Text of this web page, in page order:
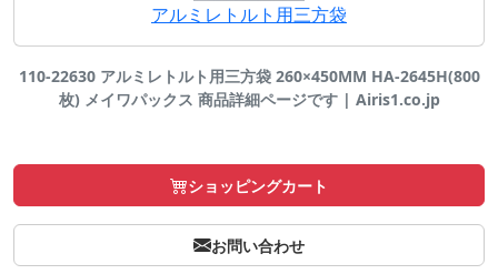
アルミレトルト用三方袋
110-22630 アルミレトルト用三方袋 260×450MM HA-2645H(800
枚) メイワパックス 商品詳細ページです | Airis1.co.jp
ショッピングカート
お問い合わせ